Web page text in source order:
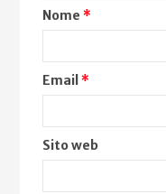
Nome*
Email*
Sito web